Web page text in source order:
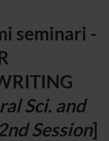
seminari -
Sci. and
Session]